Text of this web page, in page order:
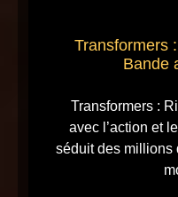
Transformers
Bande
Transformers :
avec l’action et
séduit des millions